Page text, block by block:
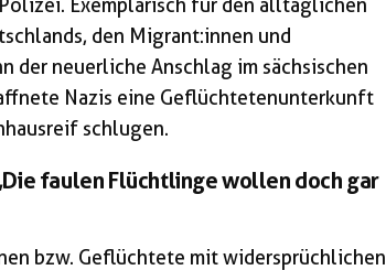
Exemplarisch für den alltäglichen
den Migrant:innen und
der neuerliche Anschlag im sächsischen
Nazis eine Geflüchtetenunterkunft
schlugen.
faulen Flüchtlinge wollen doch gar
bzw. Geflüchtete mit widersprüchlichen